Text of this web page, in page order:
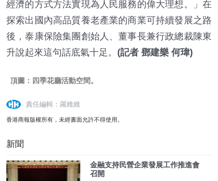
經濟的方式方法實現為人民服務的偉大理想。」在
探索出國內高品質養老產業的商業可持續發展之路
後，泰康保險集團創始人、董事長兼行政總裁陳東
升說起來這句話底氣十足。 (記者 鄧建樂 何瑋)
頂圖：四季花廳活動空間。
責任編輯：羅維維
香港商報版權所有，未經書面允許不得使用。
新聞
金融支持民營企業發展工作推進會
召開